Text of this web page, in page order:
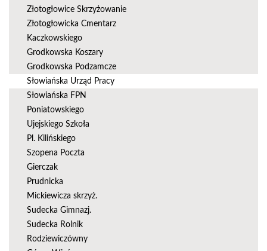
Złotogłowice Skrzyżowanie
Złotogłowicka Cmentarz
Kaczkowskiego
Grodkowska Koszary
Grodkowska Podzamcze
Słowiańska Urząd Pracy
Słowiańska FPN
Poniatowskiego
Ujejskiego Szkoła
Pl. Kilińskiego
Szopena Poczta
Gierczak
Prudnicka
Mickiewicza skrzyż.
Sudecka Gimnazj.
Sudecka Rolnik
Rodziewiczówny